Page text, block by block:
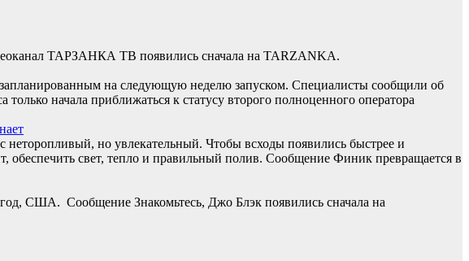
ТАРЗАНКА ТВ появились сначала на TARZANKA.
на следующую неделю запуском. Специалисты сообщили об
начала приближаться к статусу второго полноценного оператора
но увлекательный. Чтобы всходы появились быстрее и
обеспечить свет, тепло и правильный полив. Сообщение Финик превращается в
США. Сообщение Знакомьтесь, Джо Блэк появились сначала на